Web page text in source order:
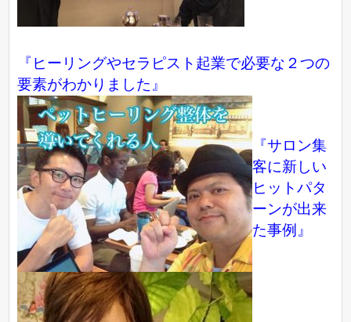
『ヒーリングやセラピスト起業で必要な２つの
要素がわかりました』
『サロン集
客に新しい
ヒットパタ
ーンが出来
た事例』